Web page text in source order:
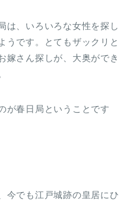
は、いろいろな女性を探し
うです。とてもザックリと
嫁さん探しが、大奥ができ
が春日局ということです
今でも江戸城跡の皇居にひ